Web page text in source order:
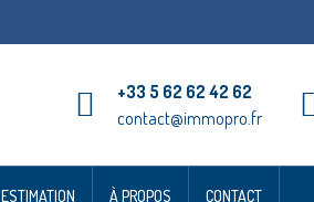
+33 5 62 62 42 62
contact@immopro.fr
ESTIMATION À PROPOS CONTACT